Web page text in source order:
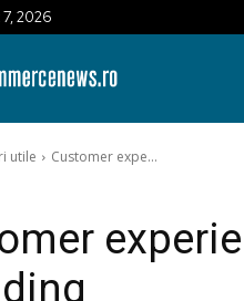
2026
utile Customer expe...